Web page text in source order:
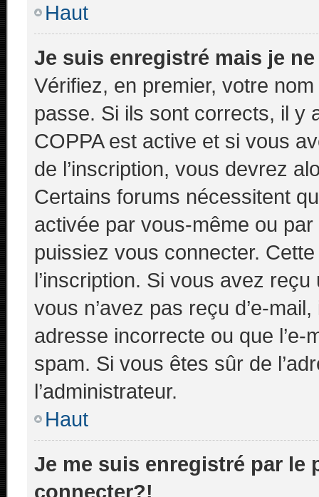
Haut
Je suis enregistré mais je
Vérifiez, en premier, votre
passe. Si ils sont corrects, il y
COPPA est active et si vous
de l’inscription, vous devrez
Certains forums nécessitent
activée par vous-même ou
puissiez vous connecter.
l’inscription. Si vous avez
vous n’avez pas reçu d’e-
adresse incorrecte ou que
spam. Si vous êtes sûr de
l’administrateur.
Haut
Je me suis enregistré par le
connecter?!